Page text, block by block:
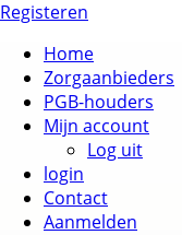
Registeren
Home
Zorgaanbieders
PGB-houders
Mijn account
Log uit
login
Contact
Aanmelden